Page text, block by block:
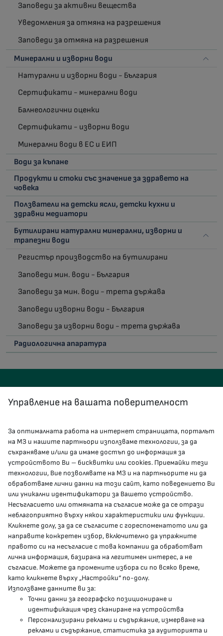
Заповеди за активни вещества
Уведомления за отмяна на разрешения
Заповеди за отмяна на разрешения
Минерални и изворни води
Натурални и изворни води - България
Сертификати - минерални води
Балнеологични оценки
Сертификати - изворни води
Минерални води в ЕС и ЕИП
Води за къпане
Продукти и стоки със значение за здравето на
човека
Ползватели на детски ясли, детски кухни и
здравни медиатори
Бутилирани натурални минерални, изворни и
трапезни води
Регистър производство на бутилирани
Заповеди мин. води - България
Заповеди за мин. води - трета държава
Заповеди изворни води - България
Заповеди за изворни води - трета държава
Радиологична апаратура
КОНТАКТИ
гр.София, 1000, пл. „Света Неделя“ №5
delovodstvo@mh.government.bg
presscenter@mh.government.bg
МЗ В СОЦИАЛНИТЕ МРЕЖИ
Facebook страница
Instragram профил
YouTube канал
Threads профил
Управление на вашата поверителност
За оптималната работа на интернет страницата, порталът
на МЗ и нашите партньори използваме технологии, за да
съхраняваме и/или да имаме достъп до информация за
устройството Ви – бисквитки или cookies. Приемайки тези
технологии, Вие позволявате на МЗ и на партньорите ни да
обработваме лични данни на този сайт, като поведението Ви
или уникални идентификатори за Вашето устройство.
Несъгласието или отмяната на съгласие може да се отрази
неблагоприятно върху някои характеристики или функции.
Кликнете долу, за да се съгласите с гореспоменатото или да
направите конкретен избор, включително да упражните
правото си на несъгласие с това компании да обработват
лична информация, базирана на легитимен интерес, а не
съгласие. Можете да промените избора си по всяко време,
като кликнете върху „Настройки“ по-долу.
Използваме данните ви за:
Точни данни за географско позициониране и
идентификация чрез сканиране на устройства
Персонализирани реклами и съдържание, измерване на
реклами и съдържание, статистика за аудиторията и